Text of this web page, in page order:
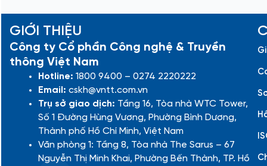
GIỚI THIỆU
Công ty Cổ phần Công nghệ & Truyền
thông Việt Nam
Hotline: 1800 9400 – 0274 2220222
Email: cskh@vntt.com.vn
Trụ sở giao dịch: Tầng 16, Tòa nhà WTC Tower,
Số 1 Đường Hùng Vương, Phường Bình Dương,
Thành phố Hồ Chí Minh, Việt Nam
Văn phòng 1: Tầng 8, Tòa nhà The Sarus – 67
Nguyễn Thị Minh Khai, Phường Bến Thành, TP. Hồ